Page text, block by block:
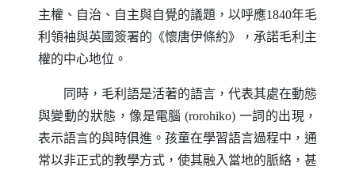
主權、自治、自主與自覺的議題，以呼應1840年毛
利領袖與英國簽署的《懷唐伊條約》，承諾毛利主
權的中心地位。
同時，毛利語是活著的語言，代表其處在動態
與變動的狀態，像是電腦(rorohiko) 一詞的出現，
表示語言的與時俱進。孩童在學習語言過程中，通
常以非正式的教學方式，使其融入當地的脈絡，甚